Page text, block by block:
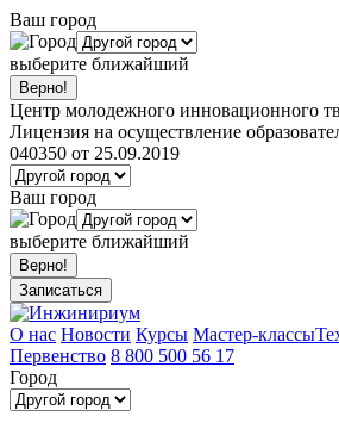
Ваш город
выберите ближайший
Центр молодежного инновационного
Лицензия на осуществление
040350 от 25.09.2019
Ваш город
выберите ближайший
Записаться
О нас Новости Курсы Мастер-классы
Первенство 8 800 500 56 17
Город